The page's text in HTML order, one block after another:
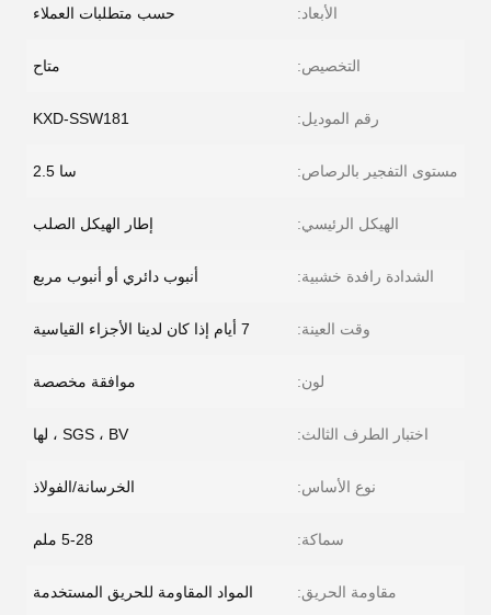
الأبعاد: حسب متطلبات العملاء
التخصيص: متاح
رقم الموديل: KXD-SSW181
مستوى التفجير بالرصاص: سا 2.5
الهيكل الرئيسي: إطار الهيكل الصلب
الشدادة رافدة خشبية: أنبوب دائري أو أنبوب مربع
وقت العينة: 7 أيام إذا كان لدينا الأجزاء القياسية
لون: موافقة مخصصة
اختبار الطرف الثالث: SGS ، BV ، لها
نوع الأساس: الخرسانة/الفولاذ
سماكة: 5-28 ملم
مقاومة الحريق: المواد المقاومة للحريق المستخدمة